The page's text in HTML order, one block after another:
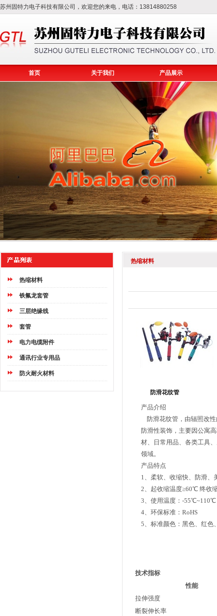
苏州固特力电子科技有限公司，欢迎您的来电，电话：13814880258
首页 关于我们 产品展示
热缩材料
铁氟龙套管
三层绝缘线
套管
电力电缆附件
通讯行业专用品
防火耐火材料
热缩材料
防滑花纹管
产品介绍
防滑花纹管，由辐照改
防滑性装饰，主要因公寓
材、日常用品、各类工具
领域。
产品特点
1、柔软、收缩快、防滑、
2、起收缩温度≥60℃ 终收
3、使用温度：-55℃~110℃
4、环保标准：RoHS
5、标准颜色：黑色、红色
技术指标
性能
拉伸强度
断裂伸长率